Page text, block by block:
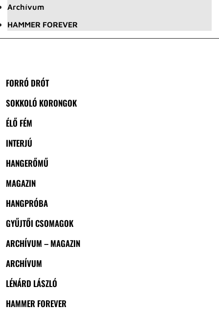
Archívum
HAMMER FOREVER
FORRÓ DRÓT
SOKKOLÓ KORONGOK
ÉLŐ FÉM
INTERJÚ
HANGERŐMŰ
MAGAZIN
HANGPRÓBA
GYŰJTŐI CSOMAGOK
ARCHÍVUM – MAGAZIN
ARCHÍVUM
LÉNÁRD LÁSZLÓ
HAMMER FOREVER